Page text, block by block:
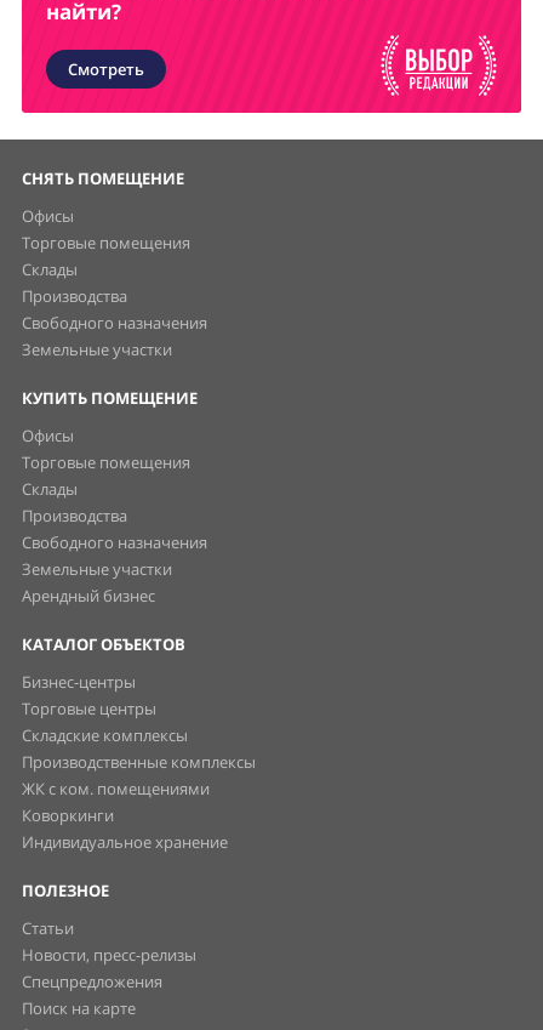
найти?
Смотреть
СНЯТЬ ПОМЕЩЕНИЕ
Офисы
Торговые помещения
Склады
Производства
Свободного назначения
Земельные участки
КУПИТЬ ПОМЕЩЕНИЕ
Офисы
Торговые помещения
Склады
Производства
Свободного назначения
Земельные участки
Арендный бизнес
КАТАЛОГ ОБЪЕКТОВ
Бизнес-центры
Торговые центры
Складские комплексы
Производственные комплексы
ЖК с ком. помещениями
Коворкинги
Индивидуальное хранение
ПОЛЕЗНОЕ
Статьи
Новости, пресс-релизы
Спецпредложения
Поиск на карте